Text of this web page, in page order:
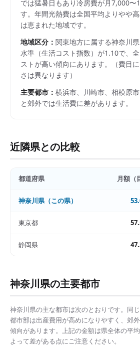
では猛暑日もあり冷房費が月7,000〜
す。年間光熱費は全国平均よりやや
は恵まれた地域です。
地域区分： 関東地方に属する神奈川県
水準（生活コスト指数）が1.10で、
ストが高い傾向にあります。
（費目
さは異なります）
主要都市： 横浜市、川崎市、相模原市
と郊外では生活費に差があります。
近隣県との比較
都道府県 月額（
神奈川県（この県）
東京都
静岡県
神奈川県の主要都市
神奈川県の主な都市は次のとおりです。同じ
都市部は出産費用が高めになりやすく、郊
傾向があります。上記の金額は県全体の平
よって差がある点にご注意ください。